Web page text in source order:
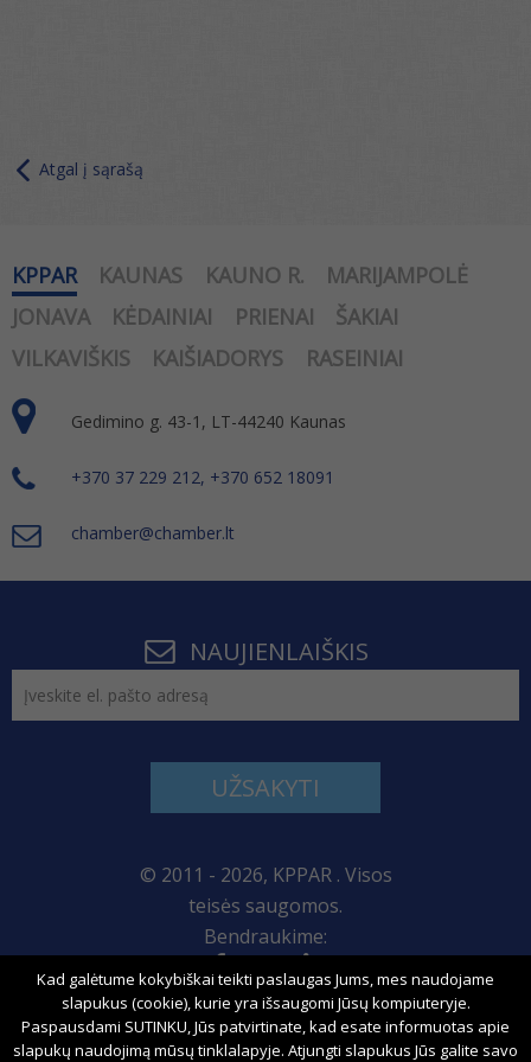
Atgal į sąrašą
KPPAR KAUNAS KAUNO R.
MARIJAMPOLĖ
JONAVA
KĖDAINIAI PRIENAI
ŠAKIAI
VILKAVIŠKIS
KAIŠIADORYS RASEINIAI
Gedimino g. 43-1, LT-44240 Kaunas
+370 37 229 212, +370 652 18091
chamber@chamber.lt
NAUJIENLAIŠKIS
UŽSAKYTI
© 2011 - 2026, KPPAR . Visos
teisės saugomos.
Bendraukime:
Svetainės žemėlapis
Kad galėtume kokybiškai teikti paslaugas Jums, mes naudojame
slapukus (cookie), kurie yra išsaugomi Jūsų kompiuteryje.
Paspausdami SUTINKU, Jūs patvirtinate, kad esate informuotas apie
slapukų naudojimą mūsų tinklalapyje. Atjungti slapukus Jūs galite savo